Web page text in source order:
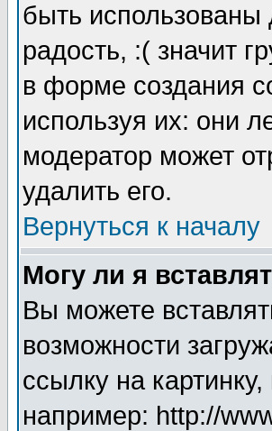
быть использованы
радость, :( значит
в форме создания
используя их: они
модератор может
удалить его.
Вернуться к началу
Могу ли я
Вы можете
возможности
ссылку на
например: http://